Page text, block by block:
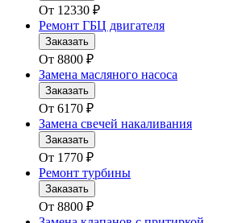
От 12330 ₽
Ремонт ГБЦ двигателя
Заказать
От 8800 ₽
Замена масляного насоса
Заказать
От 6170 ₽
Замена свечей накаливания
Заказать
От 1770 ₽
Ремонт турбины
Заказать
От 8800 ₽